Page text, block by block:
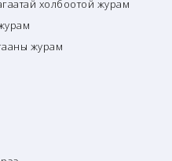
холбоотой журам
журам